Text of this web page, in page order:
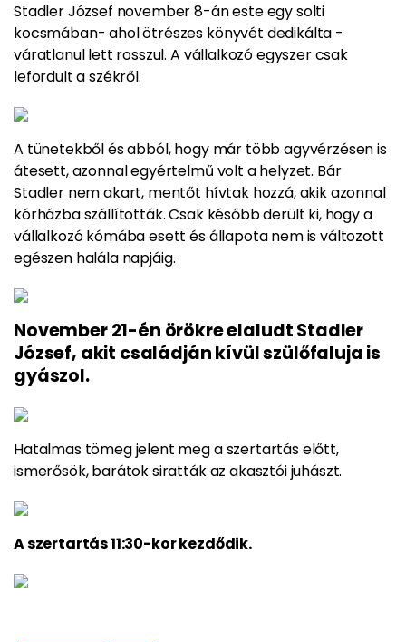
Stadler József november 8-án este egy solti
kocsmában- ahol ötrészes könyvét dedikálta -
váratlanul lett rosszul. A vállalkozó egyszer csak
lefordult a székről.
A tünetekből és abból, hogy már többagyvérzésenis
átesett, azonnal egyértelmű volt a helyzet. Bár
Stadler nem akart, mentőt hívtak hozzá, akikazonnal
kórházba szállították.Csak később derült ki, hogy a
vállalkozó kómába esett és állapota nem is változott
egészen halálanapjáig.
November 21-én örökre elaludt Stadler
József, akit családján kívül szülőfaluja is
gyászol.
Hatalmas tömeg jelent meg a szertartás előtt,
ismerősök, barátok siratták az akasztói juhászt.
A szertartás 11:30-kor kezdődik.